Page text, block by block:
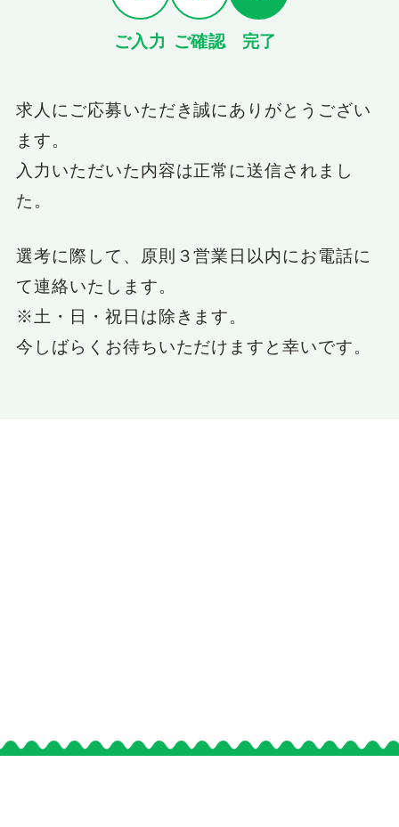
ご入力 ご確認 完了
求人にご応募いただき誠にありがとうござい
ます。
入力いただいた内容は正常に送信されまし
た。
選考に際して、原則３営業日以内にお電話に
て連絡いたします。
※土・日・祝日は除きます。
今しばらくお待ちいただけますと幸いです。